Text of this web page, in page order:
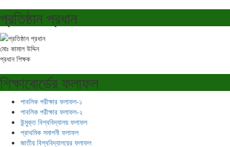
প্রতিষ্ঠান প্রধান
মোঃ কামাল উদ্দিন
প্রধান শিক্ষক
শিক্ষাবোর্ডের ফলাফল
পাবলিক পরীক্ষার ফলাফল-১
পাবলিক পরীক্ষার ফলাফল-২
উন্মুক্ত বিশ্ববিদ্যালয় ফলাফল
প্রাথমিক সমাপনী ফলাফল
জাতীয় বিশ্ববিদ্যালয়ের ফলাফল